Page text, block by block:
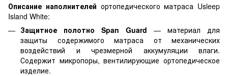
Описание наполнителей ортопедического матраса Usleep
Island White:
Защитное полотно Span Guard — материал для
защиты содержимого матраса от механических
воздействий и чрезмерной аккумуляции влаги.
Содержит микропоры, вентилирующие ортопедическое
изделие.